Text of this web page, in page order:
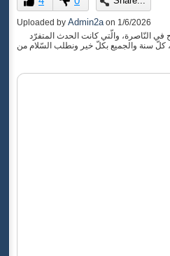
of
0
seconds
Uploaded by Admin2a on 1/6/2026
النّاصرة، والّتي كانت الحدث المتفرّد
كلّ سنة والجميع بكلّ خير ونطلب السّلام من